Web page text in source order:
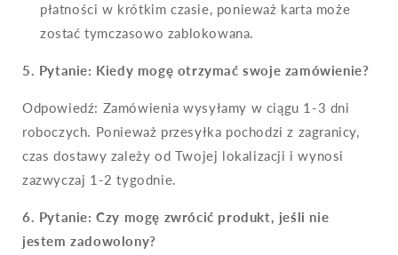
płatności w krótkim czasie, ponieważ karta może
zostać tymczasowo zablokowana.
5. Pytanie: Kiedy mogę otrzymać swoje zamówienie?
Odpowiedź: Zamówienia wysyłamy w ciągu 1-3 dni
roboczych. Ponieważ przesyłka pochodzi z zagranicy,
czas dostawy zależy od Twojej lokalizacji i wynosi
zazwyczaj 1-2 tygodnie.
6. Pytanie: Czy mogę zwrócić produkt, jeśli nie
jestem zadowolony?